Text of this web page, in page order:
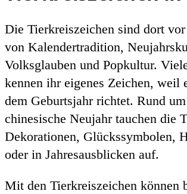
Die Tierkreiszeichen sind dort
von Kalendertradition,
Volksglauben und Popkultur.
kennen ihr eigenes Zeichen, weil
dem Geburtsjahr richtet. Rund
chinesische Neujahr tauchen die
Dekorationen, Glückssymbolen,
oder in Jahresausblicken auf.
Mit den Tierkreiszeichen können